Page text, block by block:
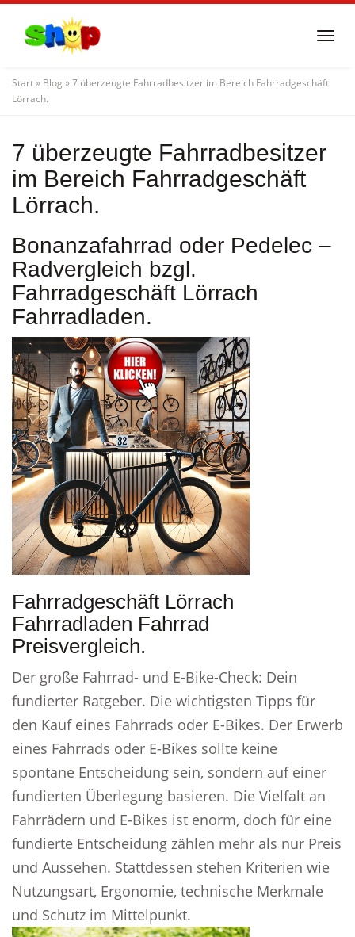
content
Start» Blog »7 überzeugte Fahrradbesitzer im Bereich Fahrradgeschäft
Lörrach.
7 überzeugte Fahrradbesitzer
im Bereich Fahrradgeschäft
Lörrach.
Bonanzafahrrad oder Pedelec –
Radvergleich bzgl.
Fahrradgeschäft Lörrach
Fahrradladen.
Fahrradgeschäft Lörrach
Fahrradladen Fahrrad
Preisvergleich.
Der große Fahrrad- und E-Bike-Check: Dein
fundierter Ratgeber. Die wichtigsten Tipps für
den Kauf eines Fahrrads oder E-Bikes. Der Erwerb
eines Fahrrads oder E-Bikes sollte keine
spontane Entscheidung sein, sondern auf einer
fundierten Überlegung basieren. Die Vielfalt an
Fahrrädern und E-Bikes ist enorm, doch für eine
fundierte Entscheidung zählen mehr als nur Preis
und Aussehen. Stattdessen stehen Kriterien wie
Nutzungsart, Ergonomie, technische Merkmale
und Schutz im Mittelpunkt.